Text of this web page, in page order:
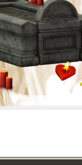
~Shine your light on me~